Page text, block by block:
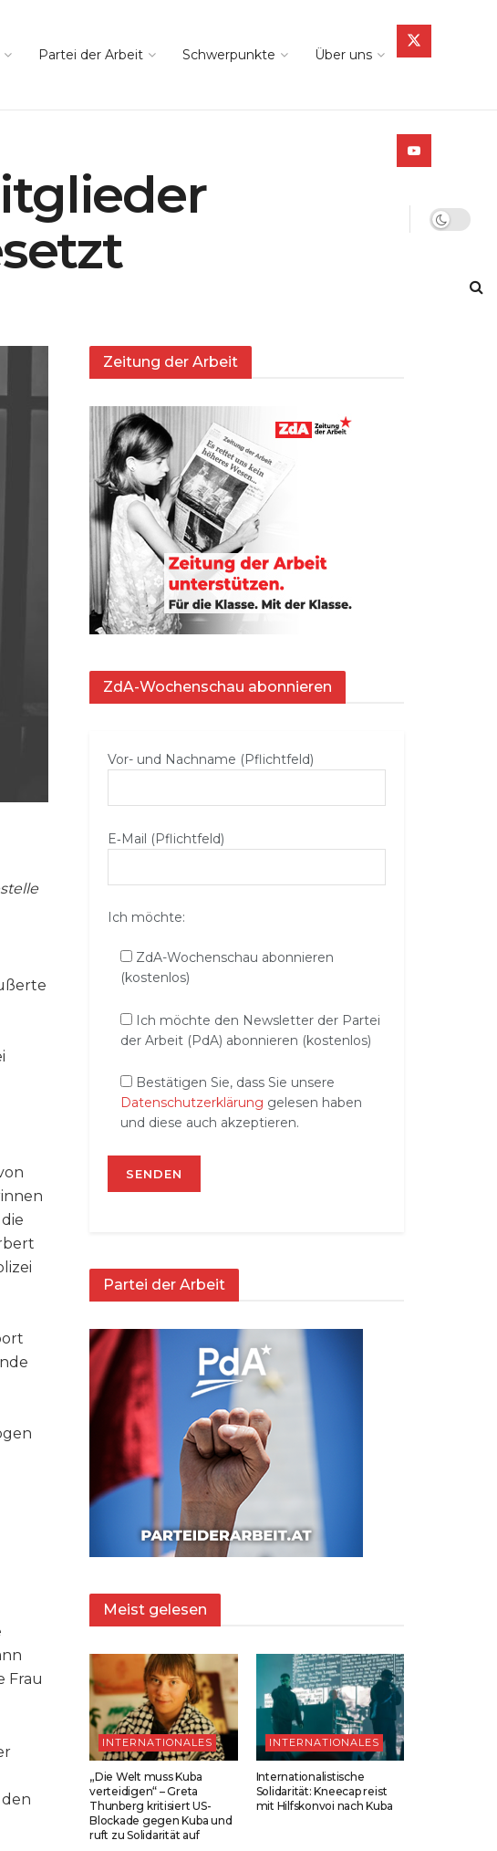
Partei der Arbeit Schwerpunkte Über uns
Frau
Zeitung der Arbeit
ZdA-Wochenschau abonnieren
Vor- und Nachname (Pflichtfeld)
E‑Mail (Pflichtfeld)
Ich möchte:
ZdA-Wochenschau abonnieren
(kostenlos)
Ich möchte den Newsletter der Partei
der Arbeit (PdA) abonnieren (kostenlos)
Bestätigen Sie, dass Sie unsere
Datenschutzerklärung gelesen haben
und diese auch akzeptieren.
Partei der Arbeit
Meist gelesen
INTERNATIONALES
„Die Welt muss Kuba
verteidigen“ – Greta
Thunberg kritisiert US-
Blockade gegen Kuba und
ruft zu Solidarität auf
INTERNATIONALES
Internationalistische
Solidarität: Kneecap reist
mit Hilfskonvoi nach Kuba